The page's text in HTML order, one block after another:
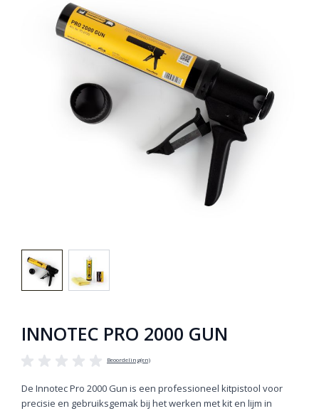
INNOTEC PRO 2000 GUN
Beoordeling(en)
De Innotec Pro 2000 Gun is een professioneel kitpistool voor
precisie en gebruiksgemak bij het werken met kit en lijm in